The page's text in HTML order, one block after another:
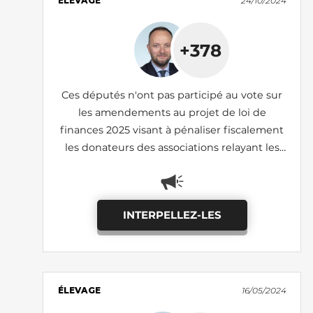
+378
Ces députés n'ont pas participé au vote sur
les amendements au projet de loi de
finances 2025 visant à pénaliser fiscalement
les donateurs des associations relayant les
adoptés)
INTERPELLEZ-LES
ÉLEVAGE 16/05/2024